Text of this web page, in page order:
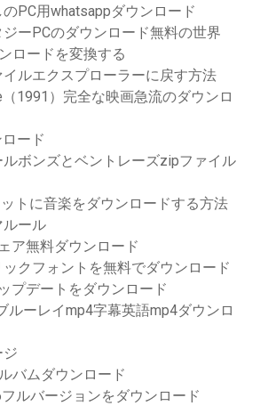
PC用whatsappダウンロード
ーPCのダウンロード無料の世界
ロードを変換する
ルエクスプローラーに戻す方法
（1991）完全な映画急流のダウンロ
ード
ボンズとベントレーズzipファイル
トに音楽をダウンロードする方法
ルール
ア無料ダウンロード
クフォントを無料でダウンロード
プデートをダウンロード
ルーレイmp4字幕英語mp4ダウンロ
ジ
バムダウンロード
ルバージョンをダウンロード